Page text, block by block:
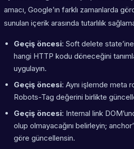
amacı, Google’ın farklı zamanlarda
sunulan içerik arasında tutarlılık
Geçiş öncesi: Soft delete
hangi HTTP kodu döneceğini
uygulayın.
Geçiş öncesi: Aynı işlemde meta
Robots-Tag değerini birlikte
Geçiş öncesi: Internal link
olup olmayacağını belirleyin;
göre güncellensin.